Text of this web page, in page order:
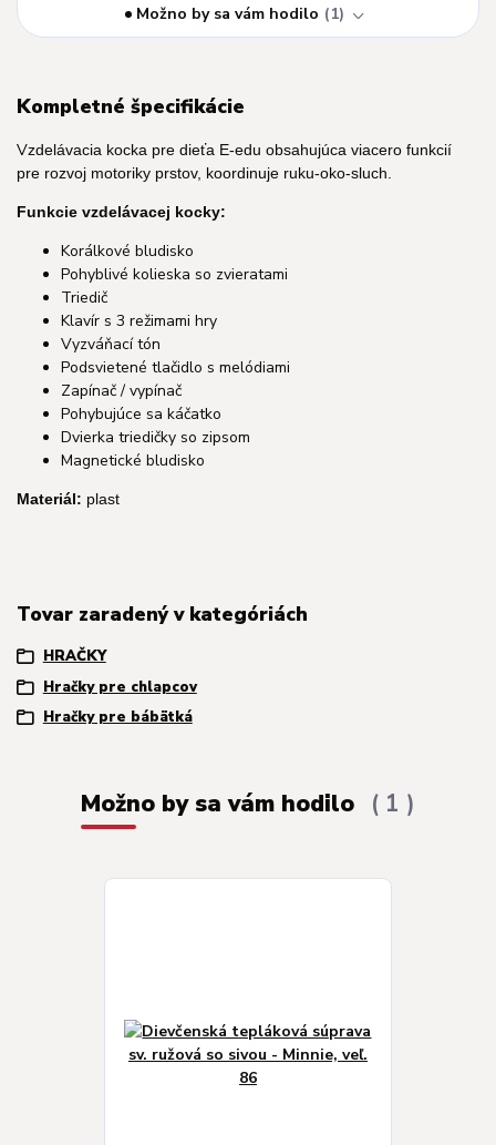
Možno by sa vám hodilo
1
Kompletné špecifikácie
Vzdelávacia kocka pre dieťa E-edu obsahujúca viacero funkcií
pre rozvoj motoriky prstov, koordinuje ruku-oko-sluch.
Funkcie vzdelávacej kocky:
Korálkové bludisko
Pohyblivé kolieska so zvieratami
Triedič
Klavír s 3 režimami hry
Vyzváňací tón
Podsvietené tlačidlo s melódiami
Zapínač / vypínač
Pohybujúce sa káčatko
Dvierka triedičky so zipsom
Magnetické bludisko
Materiál: plast
Tovar zaradený v kategóriách
HRAČKY
Hračky pre chlapcov
Hračky pre bábätká
Možno by sa vám hodilo 1